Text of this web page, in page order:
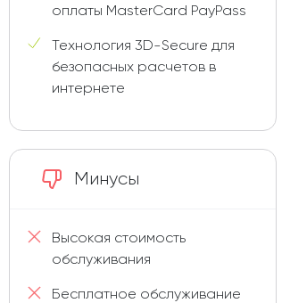
оплаты MasterCard PayPass
Технология 3D-Secure для
безопасных расчетов в
интернете
Минусы
Высокая стоимость
обслуживания
Бесплатное обслуживание